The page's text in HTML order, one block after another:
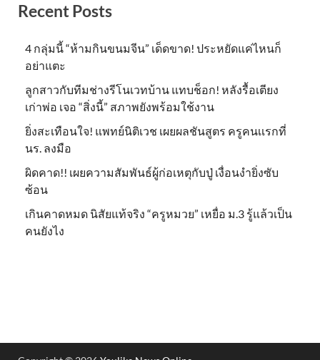
Recent Posts
4 กลุ่มนี้ “ห้ามกินขนมจีน” เด็ดขาด! ประหยัดแค่ไหนก็
อย่าแตะ
ลูกสาวกับทีมช่างรีโนเวทบ้าน แทบช็อก! หลังรื้อเตียง
เก่าพ่อ เจอ “สิ่งนี้” สภาพยังพร้อมใช้งาน
ยิ่งสะเทือนใจ! แพทย์นิติเวช เผยผลชันสูตร ครูคนเเรกที่
นร. ลงมือ
ผิดคาด!! เผยความสัมพันธ์ผู้ก่อเหตุกับปู่ เงื่อนงำยิ่งซับ
ซ้อน
เกินคาดหมด นิสัยแท้จริง “ครูหมวย” เหยื่อ ม.3 รู้แล้วเป็น
คนยังไง